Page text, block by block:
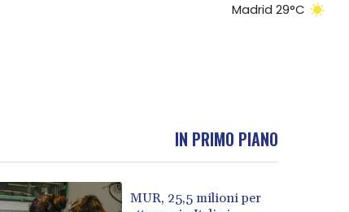
Madrid 29°C
IN PRIMO PIANO
MUR, 25,5 milioni per